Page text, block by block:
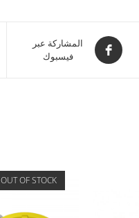
المشاركة عبر
فيسبوك
OUT OF STOCK